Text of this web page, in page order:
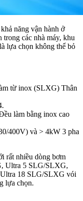
năng vận hành ở
các nhà máy, khu
lựa chọn không thể bỏ
từ inox (SLXG) Thân
làm bằng inox cao
400V) và > 4kW 3 pha
rất nhiều dòng bơm
Ultra 5 SLG/SLXG,
18 SLG/SLXG vói
lựa chọn.